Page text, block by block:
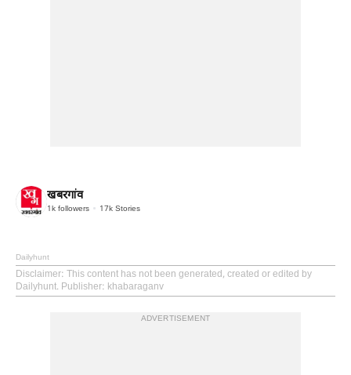
खबरगांव
1k followers 17k Stories
Dailyhunt
Disclaimer: This content has not been generated, created or edited by
Dailyhunt. Publisher: khabaraganv
ADVERTISEMENT